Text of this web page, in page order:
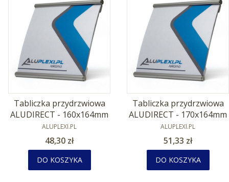
Tabliczka przydrzwiowa
ALUDIRECT - 160x164mm
PRODUCENT
ALUPLEXI.PL
Cena
48,30 zł
DO KOSZYKA
Tabliczka przydrzwiowa
ALUDIRECT - 170x164mm
PRODUCENT
ALUPLEXI.PL
Cena
51,33 zł
DO KOSZYKA